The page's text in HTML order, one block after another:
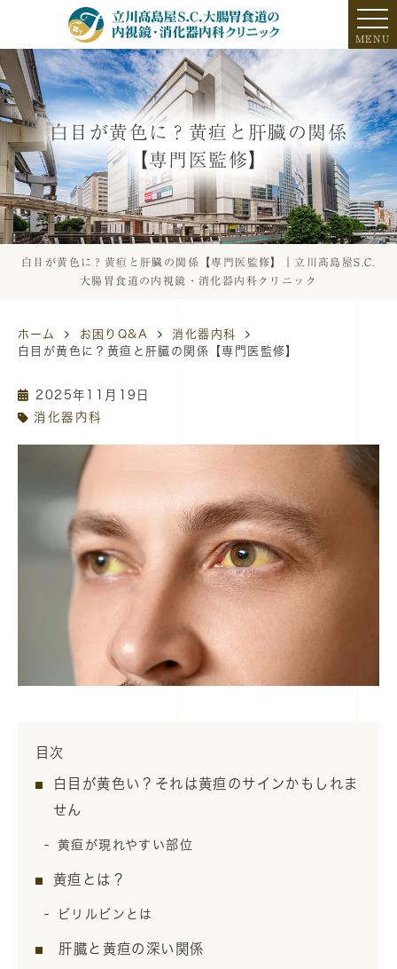
MENU
白目が黄色に？黄疸と肝臓の関係
【専門医監修】
白目が黄色に？黄疸と肝臓の関係【専門医監修】｜立川髙島屋S.C.
大腸胃食道の内視鏡・消化器内科クリニック
ホーム お困りQ&A
消化器内科
白目が黄色に？黄疸と肝臓の関係【専門医監修】
2025年11月19日
消化器内科
目次
白目が黄色い？それは黄疸のサインかもしれま
せん
黄疸が現れやすい部位
黄疸とは？
ビリルビンとは
肝臓と黄疸の深い関係